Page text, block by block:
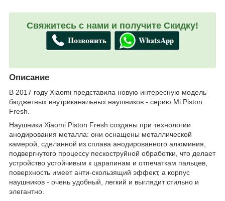
Свяжитесь с нами и получите Скидку!
Описание
В 2017 году Xiaomi представила новую интересную модель
бюджетных внутриканальных наушников - серию Mi Piston
Fresh.
Наушники Xiaomi Piston Fresh созданы при технологии
анодирования металла: они оснащены металлической
камерой, сделанной из сплава анодированного алюминия,
подвергнутого процессу пескоструйной обработки, что делает
устройство устойчивым к царапинам и отпечаткам пальцев,
поверхность имеет анти-скользящий эффект, а корпус
наушников - очень удобный, легкий и выглядит стильно и
элегантно.